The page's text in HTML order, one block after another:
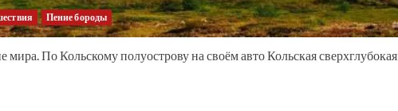
Пение бороды
По Кольскому полуострову на своём авто Кольская сверхглубокая